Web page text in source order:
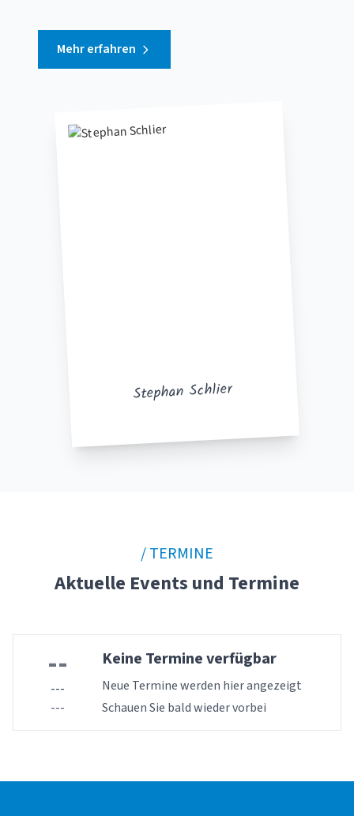
Stephan Schlier
Mehr erfahren
/ TERMINE
Aktuelle Events und Termine
--
---
---
Keine Termine verfügbar
Neue Termine werden hier angezeigt
Schauen Sie bald wieder vorbei